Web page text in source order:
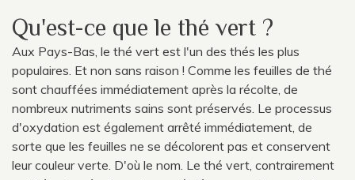
Qu'est-ce que le thé vert ?
Aux Pays-Bas, le thé vert est l'un des thés les plus
populaires. Et non sans raison ! Comme les feuilles de thé
sont chauffées immédiatement après la récolte, de
nombreux nutriments sains sont préservés. Le processus
d'oxydation est également arrêté immédiatement, de
sorte que les feuilles ne se décolorent pas et conservent
leur couleur verte. D'où le nom. Le thé vert, contrairement